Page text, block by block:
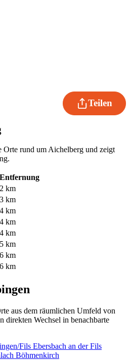
Teilen
Orte rund um Aichelberg und zeigt
Entfernung
2 km
3 km
4 km
4 km
4 km
5 km
6 km
6 km
aus dem räumlichen Umfeld von
direkten Wechsel in benachbarte
Fils Ebersbach an der Fils
Böhmenkirch